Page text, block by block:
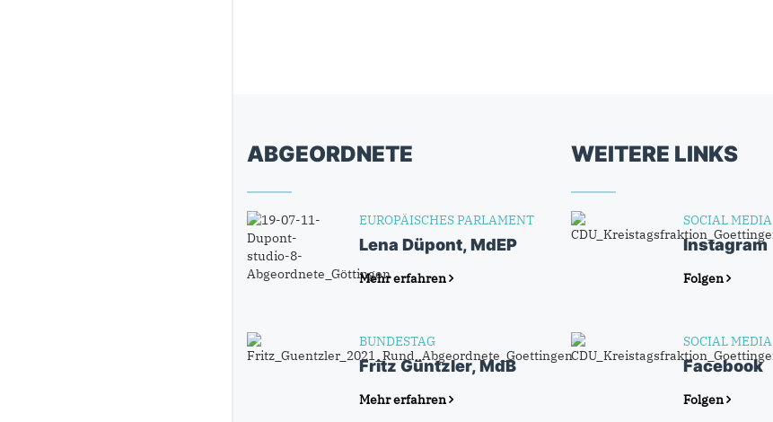
ABGEORDNETE
EUROPÄISCHES PARLAMENT
Lena Düpont, MdEP
Mehr erfahren
BUNDESTAG
Fritz Güntzler, MdB
Mehr erfahren
WEITERE LINKS
SOCIAL MEDIA
Instagram
Folgen
SOCIAL MEDIA
Facebook
Folgen